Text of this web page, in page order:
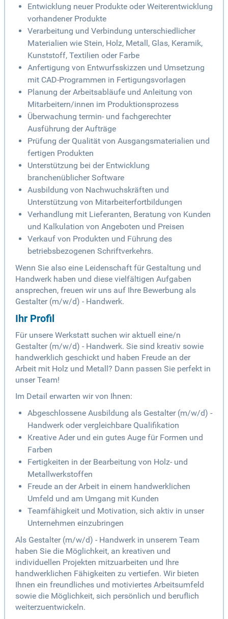
Entwicklung neuer Produkte oder Weiterentwicklung
vorhandener Produkte
Verarbeitung und Verbindung unterschiedlicher
Materialien wie Stein, Holz, Metall, Glas, Keramik,
Kunststoff, Textilien oder Farbe
Anfertigung von Entwurfsskizzen und Umsetzung
mit CAD-Programmen in Fertigungsvorlagen
Planung der Arbeitsabläufe und Anleitung von
Mitarbeitern/innen im Produktionsprozess
Überwachung termin- und fachgerechter
Ausführung der Aufträge
Prüfung der Qualität von Ausgangsmaterialien und
fertigen Produkten
Unterstützung bei der Entwicklung
branchenüblicher Software
Ausbildung von Nachwuchskräften und
Unterstützung von Mitarbeiterfortbildungen
Verhandlung mit Lieferanten, Beratung von Kunden
und Kalkulation von Angeboten und Preisen
Verkauf von Produkten und Führung des
betriebsbezogenen Schriftverkehrs.
Wenn Sie also eine Leidenschaft für Gestaltung und
Handwerk haben und diese vielfältigen Aufgaben
ansprechen, freuen wir uns auf Ihre Bewerbung als
Gestalter (m/w/d) - Handwerk.
Ihr Profil
Für unsere Werkstatt suchen wir aktuell eine/n
Gestalter (m/w/d) - Handwerk. Sie sind kreativ sowie
handwerklich geschickt und haben Freude an der
Arbeit mit Holz und Metall? Dann passen Sie perfekt in
unser Team!
Im Detail erwarten wir von Ihnen:
Abgeschlossene Ausbildung als Gestalter (m/w/d) -
Handwerk oder vergleichbare Qualifikation
Kreative Ader und ein gutes Auge für Formen und
Farben
Fertigkeiten in der Bearbeitung von Holz- und
Metallwerkstoffen
Freude an der Arbeit in einem handwerklichen
Umfeld und am Umgang mit Kunden
Teamfähigkeit und Motivation, sich aktiv in unser
Unternehmen einzubringen
Als Gestalter (m/w/d) - Handwerk in unserem Team
haben Sie die Möglichkeit, an kreativen und
individuellen Projekten mitzuarbeiten und Ihre
handwerklichen Fähigkeiten zu vertiefen. Wir bieten
Ihnen ein freundliches und motiviertes Arbeitsumfeld
sowie die Möglichkeit, sich persönlich und beruflich
weiterzuentwickeln.